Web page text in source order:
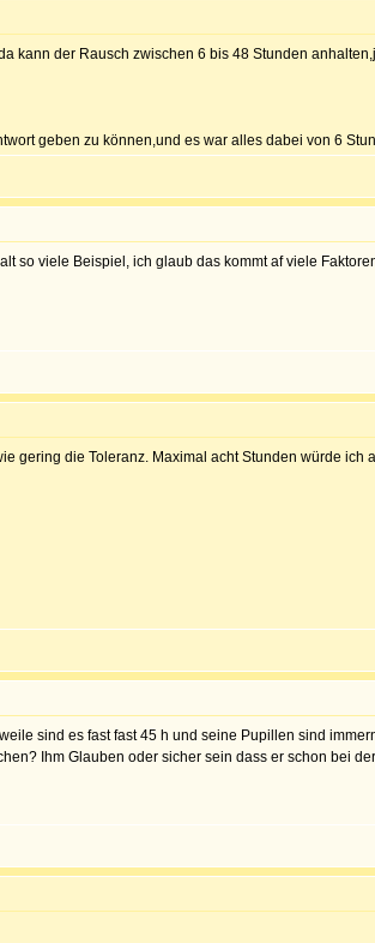
der Rausch zwischen 6 bis 48 Stunden
geben zu können,und es war alles dabei von 6
so viele Beispiel, ich glaub das kommt af viele
gering die Toleranz. Maximal acht Stunden würde
sind es fast fast 45 h und seine Pupillen sind
Ihm Glauben oder sicher sein dass er schon bei